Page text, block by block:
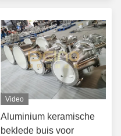
Video
Aluminium keramische
beklede buis voor